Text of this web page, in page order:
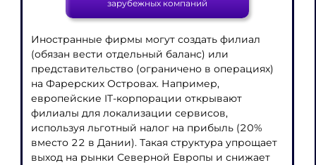
зарубежных компаний
Иностранные фирмы могут создать филиал
(обязан вести отдельный баланс) или
представительство (ограничено в операциях)
на Фарерских Островах. Например,
европейские IT-корпорации открывают
филиалы для локализации сервисов,
используя льготный налог на прибыль (20%
вместо 22 в Дании). Такая структура упрощает
выход на рынки Северной Европы и снижает